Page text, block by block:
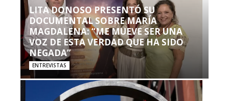
LITA DONOSO PRESENTÓ SU
DOCUMENTAL SOBRE MARÍA
MAGDALENA: “ME MUEVE SER UNA
VOZ DE ESTA VERDAD QUE HA SIDO
NEGADA”
ENTREVISTAS